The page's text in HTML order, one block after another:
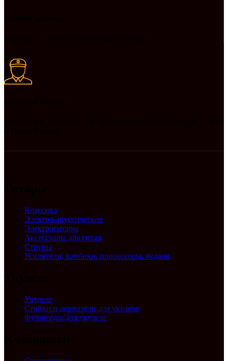
Классика
Электро-акустические
Электрогитары
Аксессуары для гитар
Струны
Усилители, комбики, процессоры, педали
Укулеле
Стойки и держатели для укулеле
Фурнитура для укулеле